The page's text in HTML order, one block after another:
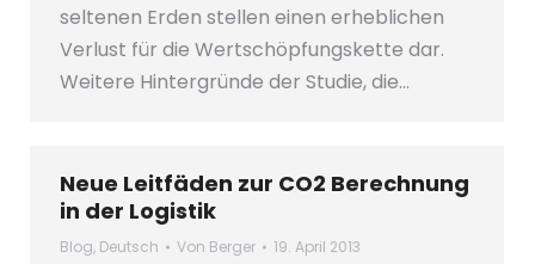
seltenen Erden stellen einen erheblichen
Verlust für die Wertschöpfungskette dar.
Weitere Hintergründe der Studie, die…
Neue Leitfäden zur CO2 Berechnung
in der Logistik
Blog, Deutsch Von Berger 19. April 2013